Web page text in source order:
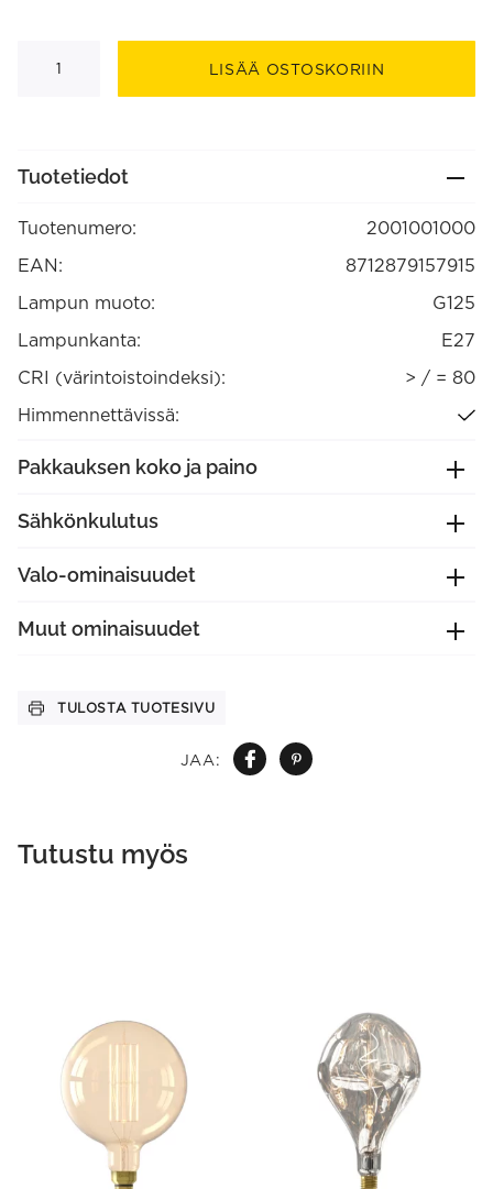
JAA:
80lm
himmennettävä
LISÄÄ OSTOSKORIIN
Tuotetiedot
Tuotenumero:
2001001000
EAN:
8712879157915
Lampun muoto:
G125
Lampunkanta:
E27
CRI (värintoistoindeksi):
> / = 80
Himmennettävissä:
Pakkauksen koko ja paino
Sähkönkulutus
Valo-ominaisuudet
Muut ominaisuudet
TULOSTA TUOTESIVU
Tutustu myös